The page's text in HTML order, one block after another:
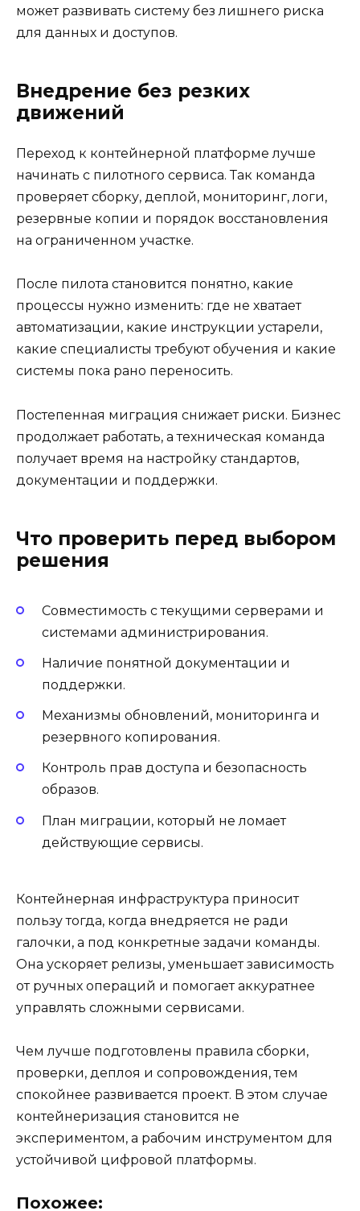
может развивать систему без лишнего риска
для данных и доступов.
Внедрение без резких
движений
Переход к контейнерной платформе лучше
начинать с пилотного сервиса. Так команда
проверяет сборку, деплой, мониторинг, логи,
резервные копии и порядок восстановления
на ограниченном участке.
После пилота становится понятно, какие
процессы нужно изменить: где не хватает
автоматизации, какие инструкции устарели,
какие специалисты требуют обучения и какие
системы пока рано переносить.
Постепенная миграция снижает риски. Бизнес
продолжает работать, а техническая команда
получает время на настройку стандартов,
документации и поддержки.
Что проверить перед выбором
решения
Совместимость с текущими серверами и
системами администрирования.
Наличие понятной документации и
поддержки.
Механизмы обновлений, мониторинга и
резервного копирования.
Контроль прав доступа и безопасность
образов.
План миграции, который не ломает
действующие сервисы.
Контейнерная инфраструктура приносит
пользу тогда, когда внедряется не ради
галочки, а под конкретные задачи команды.
Она ускоряет релизы, уменьшает зависимость
от ручных операций и помогает аккуратнее
управлять сложными сервисами.
Чем лучше подготовлены правила сборки,
проверки, деплоя и сопровождения, тем
спокойнее развивается проект. В этом случае
контейнеризация становится не
экспериментом, а рабочим инструментом для
устойчивой цифровой платформы.
Похожее: